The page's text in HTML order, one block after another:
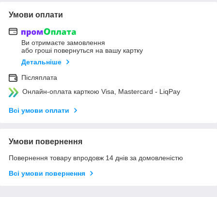
Умови оплати
Ви отримаєте замовлення
або гроші повернуться на вашу картку
Детальніше
Післяплата
Онлайн-оплата карткою Visa, Mastercard - LiqPay
Всі умови оплати
Умови повернення
Повернення товару впродовж 14 днів за домовленістю
Всі умови повернення